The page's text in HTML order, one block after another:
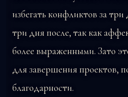
избегать конфликтов за
три дня после, так как
более выраженными. Зато
для завершения проектов,
благодарности.